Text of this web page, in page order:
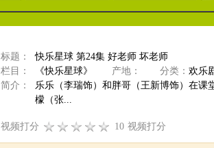
标题：
快乐星球 第24集 好老师 坏老师
栏目：
《快乐星球》 产地： 分类： 欢乐
简介：
乐乐（李瑞饰）和胖哥（王新博饰）在课
檬（张...
视频打分 10 视频打分